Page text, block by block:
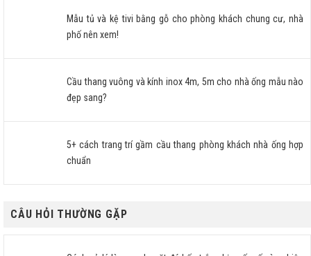
Mẫu tủ và kệ tivi bằng gỗ cho phòng khách chung cư, nhà
phố nên xem!
Cầu thang vuông và kính inox 4m, 5m cho nhà ống mẫu nào
đẹp sang?
5+ cách trang trí gầm cầu thang phòng khách nhà ống hợp
chuẩn
CÂU HỎI THƯỜNG GẶP